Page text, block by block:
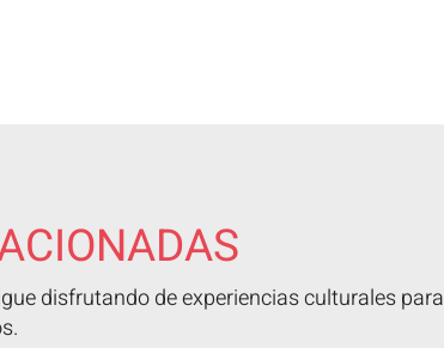
disfrutando de experiencias culturales para